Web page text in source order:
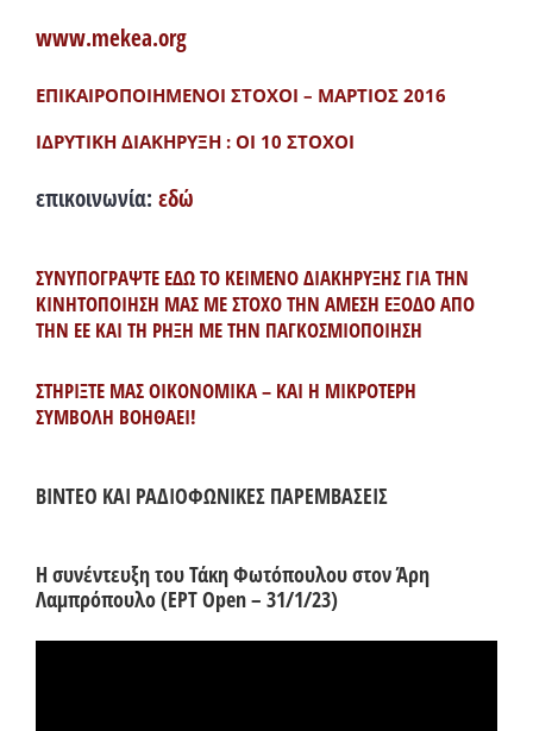
www.mekea.org
ΕΠΙΚΑΙΡΟΠΟΙΗΜΕΝΟΙ ΣΤΟΧΟΙ – ΜΑΡΤΙΟΣ 2016
ΙΔΡΥΤΙΚΗ ΔΙΑΚΗΡΥΞΗ : ΟΙ 10 ΣΤΟΧΟΙ
επικοινωνία: εδώ
ΣΥΝΥΠΟΓΡΑΨΤΕ ΕΔΩ ΤΟ ΚΕΙΜΕΝΟ ΔΙΑΚΗΡΥΞΗΣ ΓΙΑ ΤΗΝ
ΚΙΝΗΤΟΠΟΙΗΣΗ ΜΑΣ ΜΕ ΣΤΟΧΟ ΤΗΝ ΑΜΕΣΗ ΕΞΟΔΟ ΑΠΟ
ΤΗΝ ΕΕ ΚΑΙ ΤΗ ΡΗΞΗ ΜΕ ΤΗΝ ΠΑΓΚΟΣΜΙΟΠΟΙΗΣΗ
ΣΤΗΡΙΞΤΕ ΜΑΣ ΟΙΚΟΝΟΜΙΚΑ – ΚΑΙ Η ΜΙΚΡΟΤΕΡΗ
ΣΥΜΒΟΛΗ ΒΟΗΘΑΕΙ!
ΒΙΝΤΕΟ ΚΑΙ ΡΑΔΙΟΦΩΝΙΚΕΣ ΠΑΡΕΜΒΑΣΕΙΣ
Η συνέντευξη του Τάκη Φωτόπουλου στον Άρη
Λαμπρόπουλο (ΕΡΤ Open – 31/1/23)